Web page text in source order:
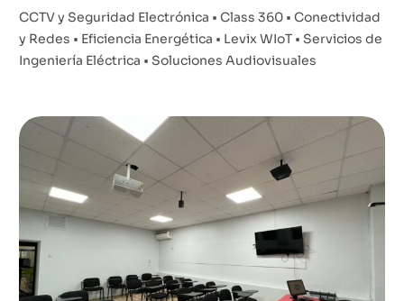
CCTV y Seguridad Electrónica • Class 360 • Conectividad
y Redes • Eficiencia Energética • Levix WIoT • Servicios de
Ingeniería Eléctrica • Soluciones Audiovisuales